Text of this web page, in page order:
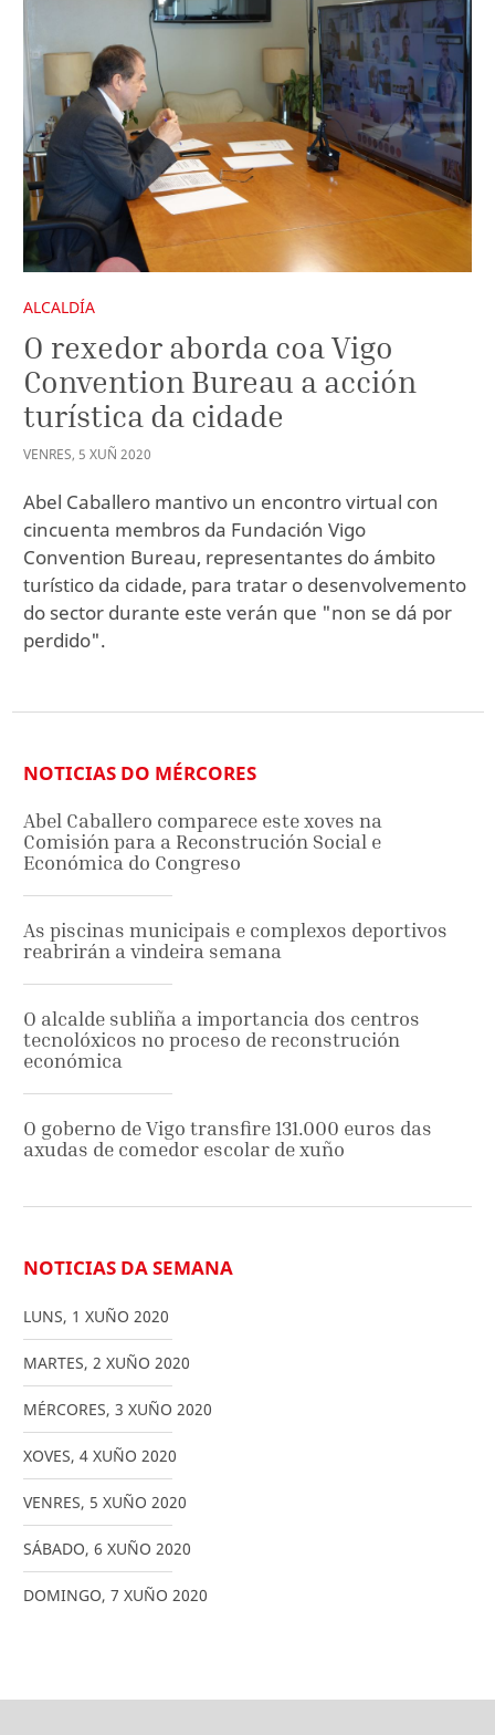
ALCALDÍA
O rexedor aborda coa Vigo
Convention Bureau a acción
turística da cidade
VENRES, 5 XUÑ 2020
Abel Caballero mantivo un encontro virtual con
cincuenta membros da Fundación Vigo
Convention Bureau, representantes do ámbito
turístico da cidade, para tratar o desenvolvemento
do sector durante este verán que "non se dá por
perdido".
NOTICIAS DO MÉRCORES
Abel Caballero comparece este xoves na
Comisión para a Reconstrución Social e
Económica do Congreso
As piscinas municipais e complexos deportivos
reabrirán a vindeira semana
O alcalde subliña a importancia dos centros
tecnolóxicos no proceso de reconstrución
económica
O goberno de Vigo transfire 131.000 euros das
axudas de comedor escolar de xuño
NOTICIAS DA SEMANA
LUNS, 1 XUÑO 2020
MARTES, 2 XUÑO 2020
MÉRCORES, 3 XUÑO 2020
XOVES, 4 XUÑO 2020
VENRES, 5 XUÑO 2020
SÁBADO, 6 XUÑO 2020
DOMINGO, 7 XUÑO 2020